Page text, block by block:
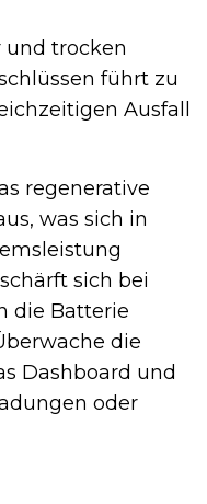
und trocken
führt zu
Ausfall
regenerative
was sich in
sich bei
die Batterie
die
Dashboard und
oder